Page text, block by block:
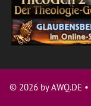
© 2026 by AWQ.DE •